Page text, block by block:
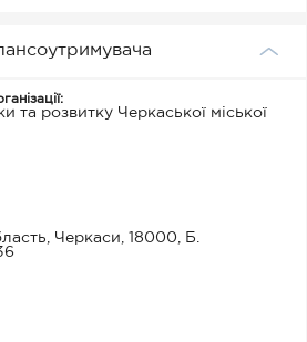
та розвитку Черкаської міської
Черкаси, 18000, Б.